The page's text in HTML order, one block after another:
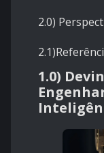
2.0)
2.1)
1.0)